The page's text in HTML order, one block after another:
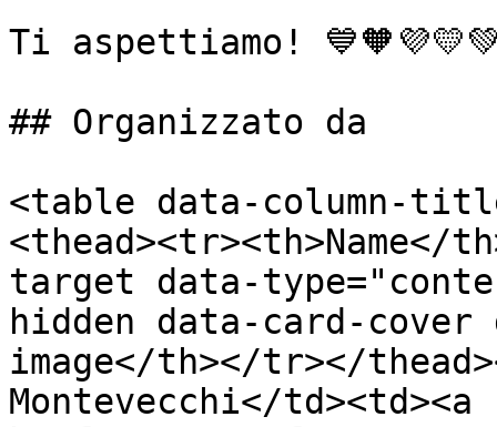
Ti aspettiamo!
## Organizzato da
<table data-column-
target data-
hidden data-card-cover
image</th></tr></
Montevecchi</td><td><a